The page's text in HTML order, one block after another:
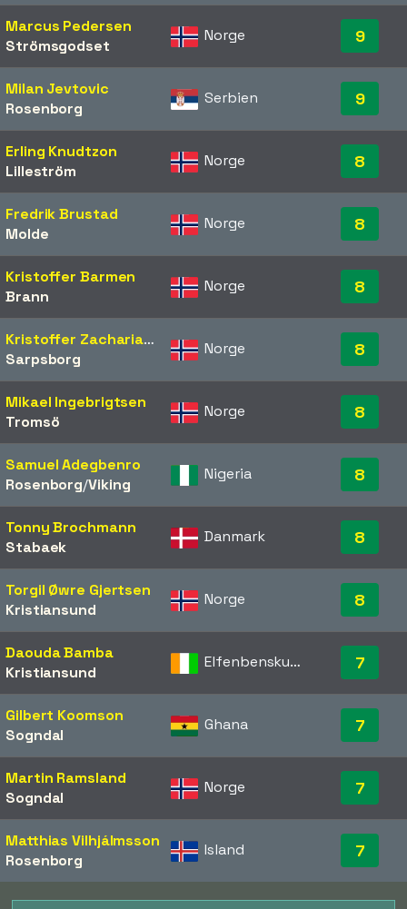
Marcus Pedersen
Strömsgodset
Norge 9
Milan Jevtovic
Rosenborg
Serbien 9
Erling Knudtzon
Lilleström
Norge 8
Fredrik Brustad
Molde
Norge 8
Kristoffer Barmen
Brann
Norge 8
Kristoffer Zachariassen
Sarpsborg
Norge 8
Mikael Ingebrigtsen
Tromsö
Norge 8
Samuel Adegbenro
Rosenborg/​Viking
Nigeria 8
Tonny Brochmann
Stabaek
Danmark 8
Torgil Øwre Gjertsen
Kristiansund
Norge 8
Daouda Bamba
Kristiansund
Elfenbenskusten 7
Gilbert Koomson
Sogndal
Ghana 7
Martin Ramsland
Sogndal
Norge 7
Matthias Vilhjálmsson
Rosenborg
Island 7